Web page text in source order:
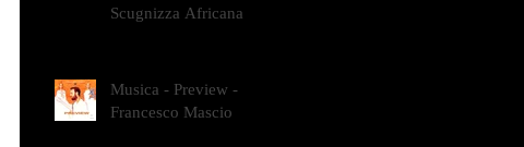
Scugnizza Africana
Musica - Preview -
Francesco Mascio